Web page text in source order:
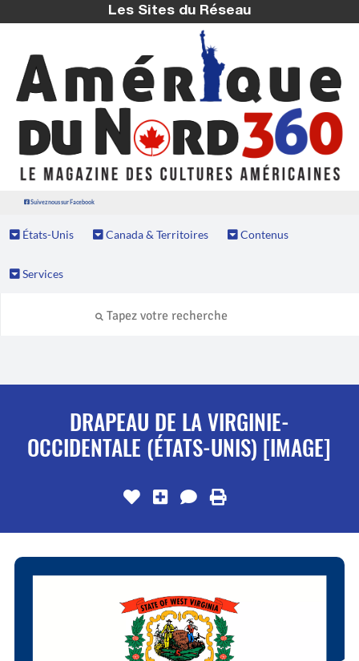
Les Sites du Réseau
Suivez nous sur Facebook
États-Unis Canada & Territoires Contenus
Services
DRAPEAU DE LA VIRGINIE-
OCCIDENTALE (ÉTATS-UNIS) [IMAGE]